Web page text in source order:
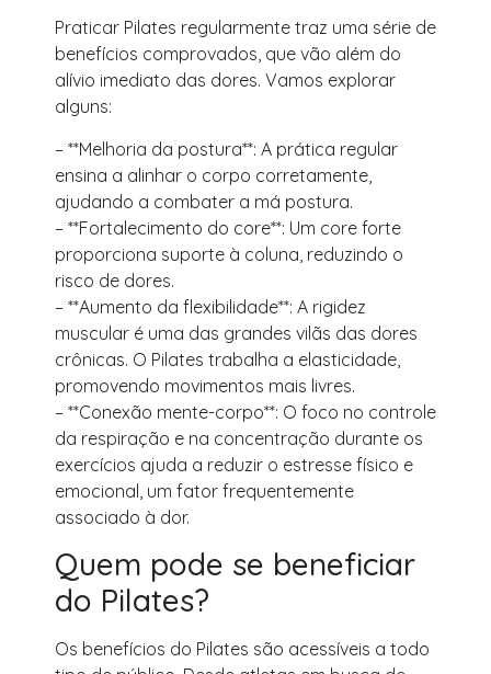
Praticar Pilates regularmente traz uma série de
benefícios comprovados, que vão além do
alívio imediato das dores. Vamos explorar
alguns:
– **Melhoria da postura**: A prática regular
ensina a alinhar o corpo corretamente,
ajudando a combater a má postura.
– **Fortalecimento do core**: Um core forte
proporciona suporte à coluna, reduzindo o
risco de dores.
– **Aumento da flexibilidade**: A rigidez
muscular é uma das grandes vilãs das dores
crônicas. O Pilates trabalha a elasticidade,
promovendo movimentos mais livres.
– **Conexão mente-corpo**: O foco no controle
da respiração e na concentração durante os
exercícios ajuda a reduzir o estresse físico e
emocional, um fator frequentemente
associado à dor.
Quem pode se beneficiar
do Pilates?
Os benefícios do Pilates são acessíveis a todo